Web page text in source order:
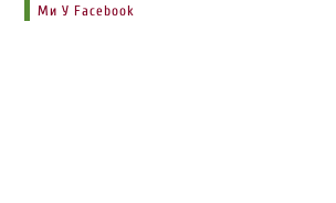
Ми У Facebook